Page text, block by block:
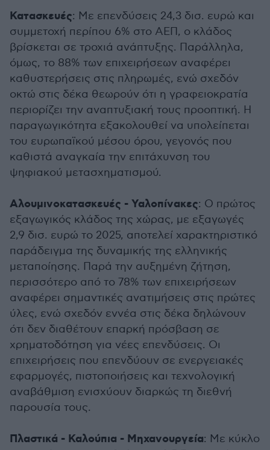
Κατασκευές: Με επενδύσεις 24,3 δισ. ευρώ και
συμμετοχή περίπου 6% στο ΑΕΠ, ο κλάδος
βρίσκεται σε τροχιά ανάπτυξης. Παράλληλα,
όμως, το 88% των επιχειρήσεων αναφέρει
καθυστερήσεις στις πληρωμές, ενώ σχεδόν
οκτώ στις δέκα θεωρούν ότι η γραφειοκρατία
περιορίζει την αναπτυξιακή τους προοπτική. Η
παραγωγικότητα εξακολουθεί να υπολείπεται
του ευρωπαϊκού μέσου όρου, γεγονός που
καθιστά αναγκαία την επιτάχυνση του
ψηφιακού μετασχηματισμού.
Αλουμινοκατασκευές - Υαλοπίνακες: Ο πρώτος
εξαγωγικός κλάδος της χώρας, με εξαγωγές
2,9 δισ. ευρώ το 2025, αποτελεί χαρακτηριστικό
παράδειγμα της δυναμικής της ελληνικής
μεταποίησης. Παρά την αυξημένη ζήτηση,
περισσότερο από το 78% των επιχειρήσεων
αναφέρει σημαντικές ανατιμήσεις στις πρώτες
ύλες, ενώ σχεδόν εννέα στις δέκα δηλώνουν
ότι δεν διαθέτουν επαρκή πρόσβαση σε
χρηματοδότηση για νέες επενδύσεις. Οι
επιχειρήσεις που επενδύουν σε ενεργειακές
εφαρμογές, πιστοποιήσεις και τεχνολογική
αναβάθμιση ενισχύουν διαρκώς τη διεθνή
παρουσία τους.
Πλαστικά - Καλούπια - Μηχανουργεία: Με κύκλο